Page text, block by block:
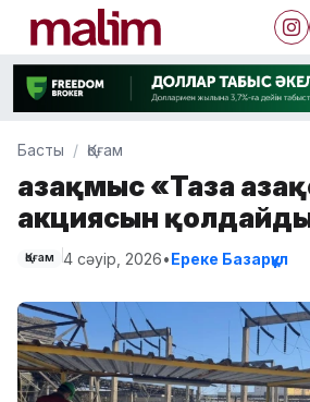
Басты Қоғам
Қазақмыс «Таза
акциясын
Қоғам 4 сәуір, 2026•Ереке Базарқұл